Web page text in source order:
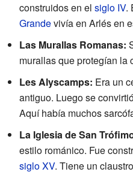
construidos en el siglo IV.
Grandevivía en Arlés en
Las Murallas Romanas:
murallas que protegían la
Les Alyscamps: Era un
antiguo. Luego se
Aquí había muchos
La Iglesia de San
estilo románico. Fue
siglo XV. Tiene un